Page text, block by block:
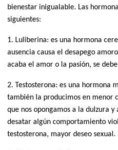
bienestar inigualable. Las
siguientes:
1. Luliberina: es una hormona
ausencia causa el desapego
acaba el amor o la pasión, se
2. Testosterona: es una hormona
también la producimos en menor
que nos opongamos a la dulzura
desatar algún comportamiento
testosterona, mayor deseo sexual.